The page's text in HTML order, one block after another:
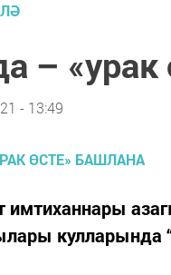
–
- 13:49
имтиханнары
кулларында